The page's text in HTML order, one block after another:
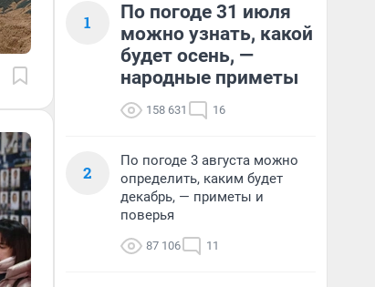
1
По погоде 31 июля
можно узнать, какой
будет осень, —
народные приметы
158 631 16
2
По погоде 3 августа можно
определить, каким будет
декабрь, — приметы и
поверья
87 106 11